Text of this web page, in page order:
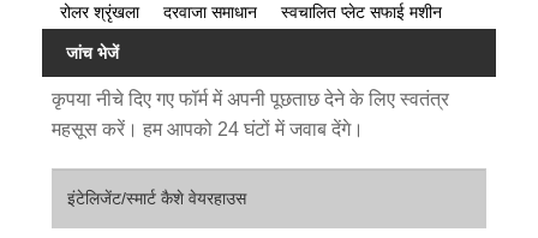
रोलर श्रृंखला
दरवाजा समाधान स्वचालित प्लेट सफाई मशीन
जांच भेजें
कृपया नीचे दिए गए फॉर्म में अपनी पूछताछ देने के लिए स्वतंत्र
महसूस करें। हम आपको 24 घंटों में जवाब देंगे।